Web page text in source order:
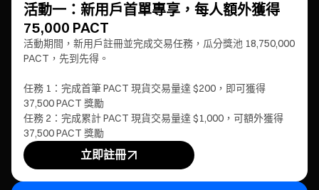
活動一：新用戶首單專享，每人額外獲得
75,000 PACT
活動期間，新用戶註冊並完成交易任務，瓜分獎池 18,750,000
PACT，先到先得。
任務 1：完成首筆 PACT 現貨交易量達 $200，即可獲得
37,500 PACT 獎勵
任務 2：完成累計 PACT 現貨交易量達 $1,000，可額外獲得
37,500 PACT 獎勵
立即註冊